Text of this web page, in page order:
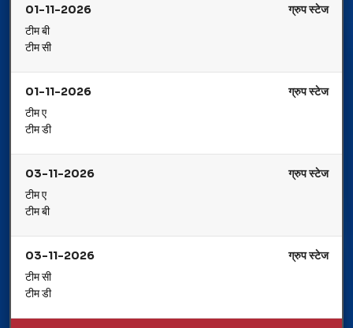
01-11-2026
ग्रुप स्टेज
टीम बी
टीम सी
01-11-2026
ग्रुप स्टेज
टीम ए
टीम डी
03-11-2026
ग्रुप स्टेज
टीम ए
टीम बी
03-11-2026
ग्रुप स्टेज
टीम सी
टीम डी